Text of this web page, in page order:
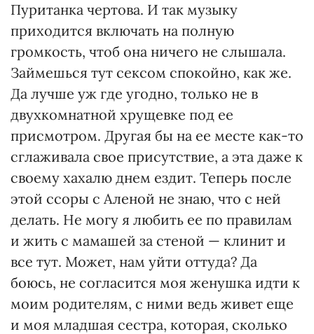
Пуританка чертова. И так музыку
приходится включать на полную
громкость, чтоб она ничего не слышала.
Займешься тут сексом спокойно, как же.
Да лучше уж где угодно, только не в
двухкомнатной хрущевке под ее
присмотром. Другая бы на ее месте как-то
сглаживала свое присутствие, а эта даже к
своему хахалю днем ездит. Теперь после
этой ссоры с Аленой не знаю, что с ней
делать. Не могу я любить ее по правилам
и жить с мамашей за стеной — клинит и
все тут. Может, нам уйти оттуда? Да
боюсь, не согласится моя женушка идти к
моим родителям, с ними ведь живет еще
и моя младшая сестра, которая, сколько